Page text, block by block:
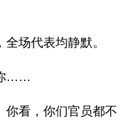
场代表均静默。
……
你看，你们官员都不